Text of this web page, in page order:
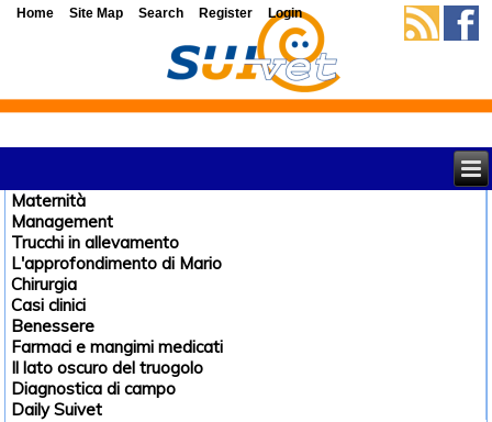
Maternità
Management
Trucchi in allevamento
L'approfondimento di Mario
Chirurgia
Casi clinici
Benessere
Farmaci e mangimi medicati
Il lato oscuro del truogolo
Diagnostica di campo
Daily Suivet
Home Site Map Search Register Login